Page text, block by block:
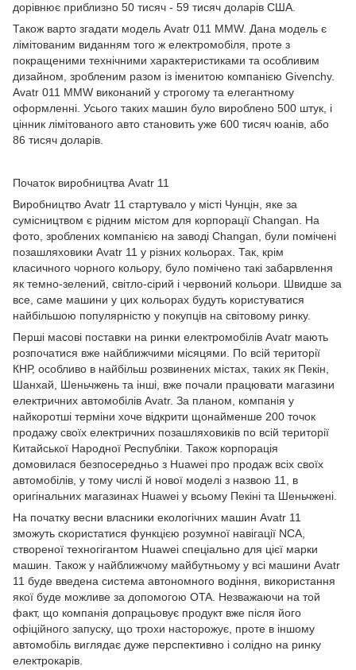
дорівнює приблизно 50 тисяч - 59 тисяч доларів США.
Також варто згадати модель Avatr 011 MMW. Дана модель є
лімітованим виданням того ж електромобіля, проте з
покращеними технічними характеристиками та особливим
дизайном, зробленим разом із іменитою компанією Givenchy.
Avatr 011 MMW виконаний у строгому та елегантному
оформленні. Усього таких машин було вироблено 500 штук, і
цінник лімітованого авто становить уже 600 тисяч юанів, або
86 тисяч доларів.
Початок виробництва Avatr 11
Виробництво Avatr 11 стартувало у місті Чунцін, яке за
сумісництвом є рідним містом для корпорації Changan. На
фото, зроблених компанією на заводі Changan, були помічені
позашляховики Avatr 11 у різних кольорах. Так, крім
класичного чорного кольору, було помічено такі забарвлення
як темно-зелений, світло-сірий і червоний кольори. Швидше за
все, саме машини у цих кольорах будуть користуватися
найбільшою популярністю у покупців на світовому ринку.
Перші масові поставки на ринки електромобілів Avatr мають
розпочатися вже найближчими місяцями. По всій території
КНР, особливо в найбільш розвинених містах, таких як Пекін,
Шанхай, Шеньчжень та інші, вже почали працювати магазини
електричних автомобілів Avatr. За планом, компанія у
найкоротші терміни хоче відкрити щонайменше 200 точок
продажу своїх електричних позашляховиків по всій території
Китайської Народної Республіки. Також корпорація
домовилася безпосередньо з Huawei про продаж всіх своїх
автомобілів, у тому числі й нової моделі з назвою 11, в
оригінальних магазинах Huawei у всьому Пекіні та Шеньчжені.
На початку весни власники екологічних машин Avatr 11
зможуть скористатися функцією розумної навігації NCA,
створеної техногігантом Huawei спеціально для цієї марки
машин. Також у найближчому майбутньому у всі машини Avatr
11 буде введена система автономного водіння, використання
якої буде можливе за допомогою OTA. Незважаючи на той
факт, що компанія допрацьовує продукт вже після його
офіційного запуску, що трохи насторожує, проте в іншому
автомобіль виглядає дуже перспективно і солідно на ринку
електрокарів.